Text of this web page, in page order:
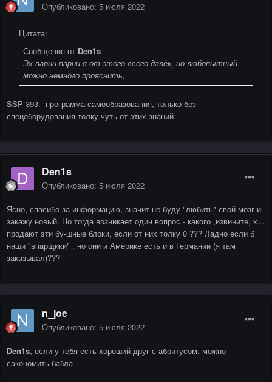
Опубликовано: 5 июля 2022
Цитата:
Сообщение от Den1s
Эх парни парни я от этого всего далёк, но любопытный -
можно немного прояснить,
SSP 393 - программа самообразования, только без
спецоборудования толку чуть от этих знаний.
Den1s
Опубликовано: 5 июля 2022
Ясно, спасибо за информацию, значит не буду "любить" свой мозг и
закажу новый. Но тогда возникает один вопрос - какого ,извините, х...
продают эти бу-шные блоки, если от них толку 0 ??? Ладно если б
наши "впарщики" , но они и Америке есть и в Германии (я там
заказывал)???
n_joe
Опубликовано: 5 июля 2022
Den1s, если у тебя есть хороший друг с абритусом, можно
сэкономить бабла